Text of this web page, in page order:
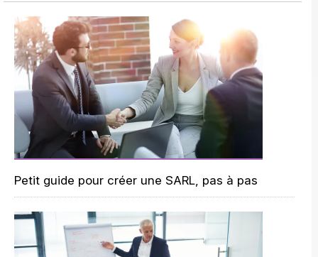
Petit guide pour créer une SARL, pas à pas